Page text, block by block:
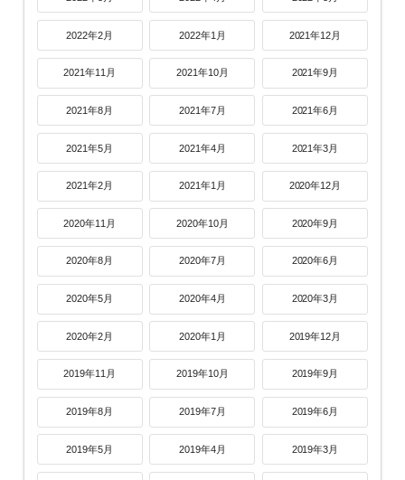
2022年2月 2022年1月 2021年12月
2021年11月 2021年10月 2021年9月
2021年8月 2021年7月 2021年6月
2021年5月 2021年4月 2021年3月
2021年2月 2021年1月 2020年12月
2020年11月 2020年10月 2020年9月
2020年8月 2020年7月 2020年6月
2020年5月 2020年4月 2020年3月
2020年2月 2020年1月 2019年12月
2019年11月 2019年10月 2019年9月
2019年8月 2019年7月 2019年6月
2019年5月 2019年4月 2019年3月